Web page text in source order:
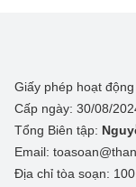
Giấy phép hoạt
Cấp ngày: 30/08/
Tổng Biên tập:
Email:
Địa chỉ tòa soạn: